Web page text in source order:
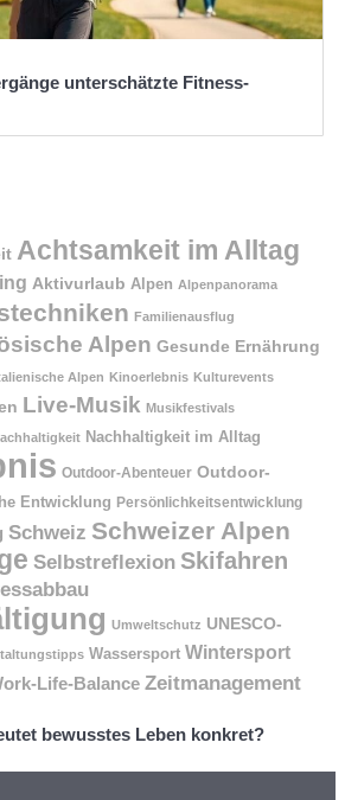
unterschätzte Fitness-
Achtsamkeit im Alltag
Aktivurlaub Alpen Alpenpanorama
Familienausflug
Alpen Gesunde Ernährung
Alpen Kinoerlebnis Kulturevents
Live-Musik Musikfestivals
Nachhaltigkeit im Alltag
Outdoor-Abenteuer Outdoor-
Entwicklung Persönlichkeitsentwicklung
Schweiz Schweizer Alpen
Selbstreflexion Skifahren
Umweltschutz UNESCO-
Wassersport Wintersport
Life-Balance Zeitmanagement
bewusstes Leben konkret?